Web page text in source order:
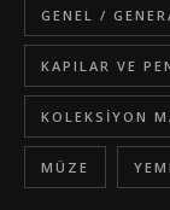
GENEL /
KAPILAR VE
KOLEKSIYON
MÜZE